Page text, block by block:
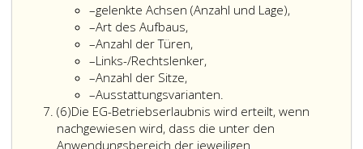
kann
Absatz
3,
genannten
Aufgaben
–Strichaufzählung
gelenkte Achsen (Anzahl und Lage),
–Strichaufzählung
Art des Aufbaus,
–Strichaufzählung
Anzahl der Türen,
–Strichaufzählung
Links-/Rechtslenker,
–Strichaufzählung
Anzahl der Sitze,
–Strichaufzählung
Ausstattungsvarianten.
(6)Absatz
6
Die EG-Betriebserlaubnis wird erteilt, wenn
nachgewiesen wird, dass die unter den
Anwendungsbereich der jeweiligen